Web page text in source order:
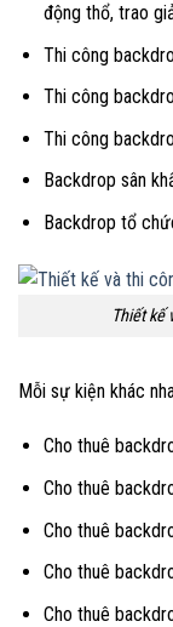
động thổ, trao
Thi công
Thi công
Thi công
Backdrop sân
Backdrop tổ
Thiết kế
Mỗi sự kiện khác
Cho thuê
Cho thuê
Cho thuê
Cho thuê
Cho thuê